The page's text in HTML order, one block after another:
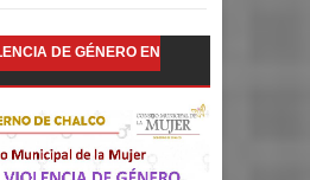
DE GÉNERO EN